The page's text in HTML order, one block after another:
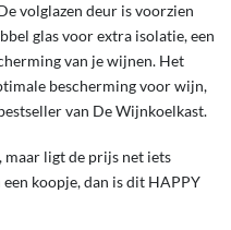
volglazen deur is voorzien
glas voor extra isolatie, een
van je wijnen. Het
bescherming voor wijn,
van De Wijnkoelkast.
maar ligt de prijs net iets
koopje, dan is dit HAPPY